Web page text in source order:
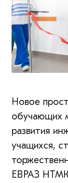
Новое
обучающих
развития
учащихся,
ЕВРАЗ